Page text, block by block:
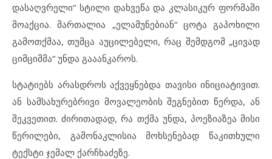
დასაღვრელი“ სტილი დახვეწა და კლასიკურ ფორმაში
მოაქცია. მართალია „ელამუნებიან“ ცოტა გაპოხილი
გამოთქმაა, თუმცა აუცილებელი, რაც შემდგომ „ცივად
ციმციმმა“ უნდა გააანკაროს.
სტატიებს არასდროს აქვეყნებდა თავისი ინიციატივით.
ან სამსახურებრივი მოვალეობის შეგნებით წერდა, ან
შეკვეთით. ძირითადად, რა თქმა უნდა, პოეზიაზეა მისი
წერილები, გამონაკლისია მოხსენებად წაკითხული
ტექსტი ჯემალ ქარჩხაძეზე.